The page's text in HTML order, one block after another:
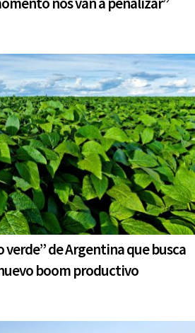
verde” de Argentina que busca
boom productivo